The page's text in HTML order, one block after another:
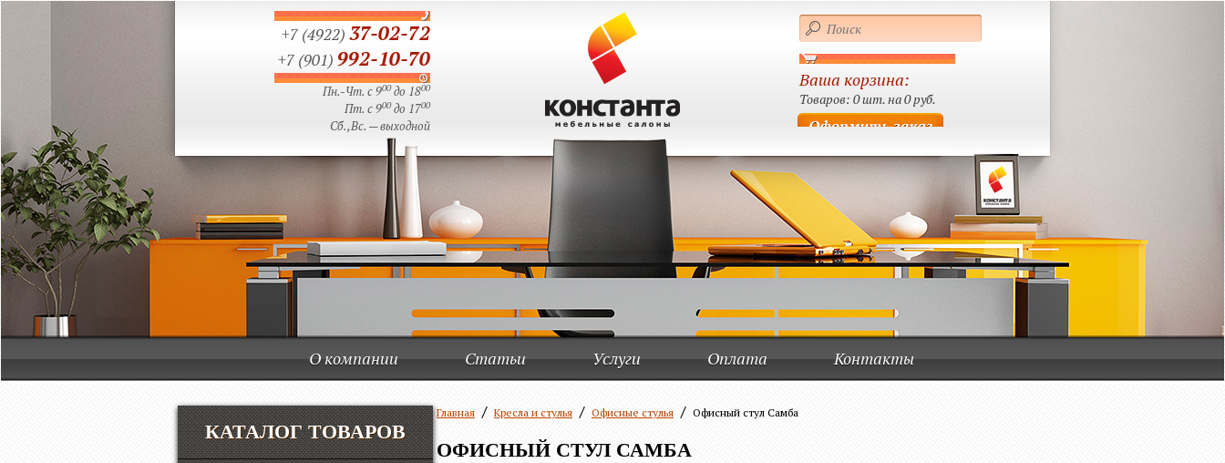
Ваша корзина:
Товаров: 0 шт. на 0 руб.
+7 (4922) 37-02-72
+7 (901) 992-10-70
Пн.-Чт. с 900до 1800
Пт. с 900до 1700
Сб.,Вс. — выходной
О компании Статьи Услуги Оплата Контакты
КАТАЛОГ ТОВАРОВ
Главная Кресла и стулья Офисные стулья Офисный стул Самба
ОФИСНЫЙ СТУЛ САМБА